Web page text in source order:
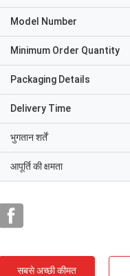
Model Number
Minimum Order Quantity
Packaging Details
Delivery Time
भुगतान शर्तें
आपूर्ति की क्षमता
सबसे अच्छी कीमत